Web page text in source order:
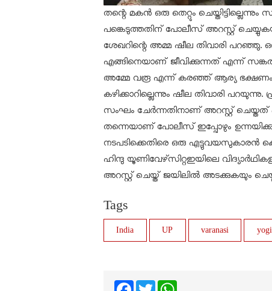
തന്റെ മകൻ ഒരു തെറ്റും
പങ്കെടുത്തതിന് പോലീസ് അറസ്റ്റ്
ശേഖറിന്റെ അമ്മ ഷീല തിവാരി പറഞ്ഞു.
എങ്ങിനെയാണ് ജീവിക്കുന്നത് എന്ന്
അമ്മേ വരൂ എന്ന് കരഞ്ഞ് ആര്യ ഭക്ഷണം
കഴിക്കാറില്ലെന്നും ഷീല തിവാരി
സംഘം ചേർന്നതിനാണ് അറസ്റ്റ് ചെയ്തത്
തന്നെയാണ് പോലീസ് ഇപ്പോഴും
നടപടിക്കെതിരെ ഒരു എട്ടുവയസുകാരൻ
ഹിന്ദു യൂണിവേഴ്‌സിറ്റഇയിലെ
അറസ്റ്റ് ചെയ്ത് ജയിലിൽ അടക്കുകയും
Tags
India UP varanasi
FacebookTwitter